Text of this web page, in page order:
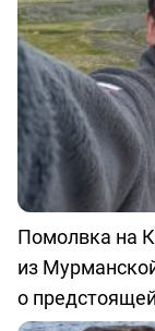
Помолвка на
из
о